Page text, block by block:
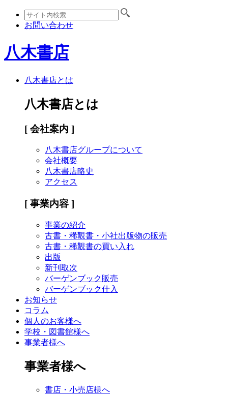
お問い合わせ
八木書店
八木書店とは
八木書店とは
[ 会社案内 ]
八木書店グループについて
会社概要
八木書店略史
アクセス
[ 事業内容 ]
事業の紹介
古書・稀覯書・小社出版物の販売
古書・稀覯書の買い入れ
出版
新刊取次
バーゲンブック販売
バーゲンブック仕入
お知らせ
コラム
個人のお客様へ
学校・図書館様へ
事業者様へ
事業者様へ
書店・小売店様へ